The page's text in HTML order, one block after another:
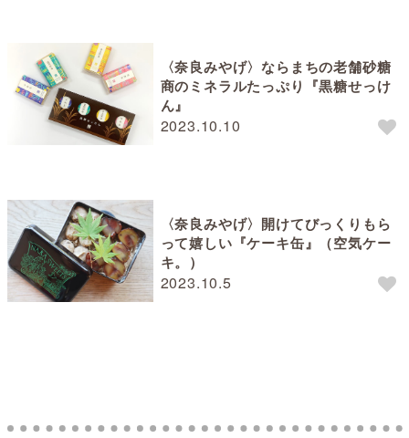
2023.10.10
〈奈良みやげ〉ならまちの老舗砂糖
商のミネラルたっぷり『黒糖せっけ
ん』
2023.10.5
〈奈良みやげ〉開けてびっくりもら
って嬉しい『ケーキ缶』（空気ケー
キ。）